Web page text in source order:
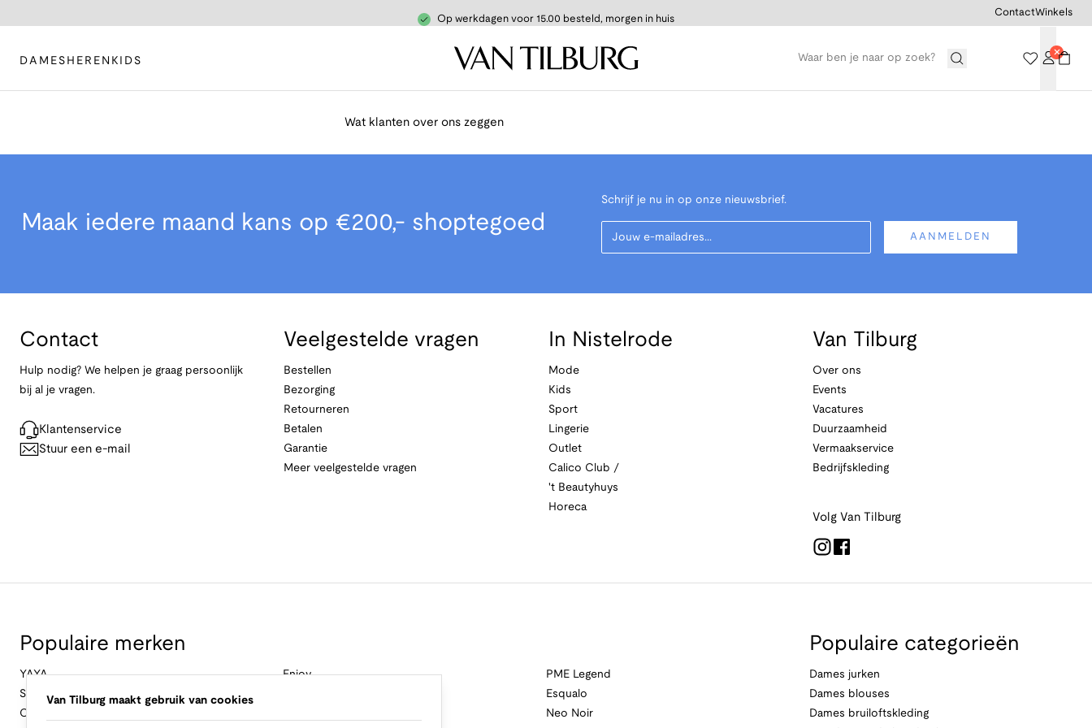
Op werkdagen voor 15.00 besteld, morgen in huis
DAMES HEREN KIDS
ContactWinkels
Wat klanten over ons zeggen
Maak iedere maand kans op €200,- shoptegoed
Schrijf je nu in op onze nieuwsbrief.
Your Email
AANMELDEN
Contact
Hulp nodig? We helpen je graag persoonlijk
bij al je vragen.
Klantenservice
Stuur een e-mail
Veelgestelde vragen
Bestellen
Bezorging
Retourneren
Betalen
Garantie
Meer veelgestelde vragen
In Nistelrode
Mode
Kids
Sport
Lingerie
Outlet
Calico Club /
't Beautyhuys
Horeca
Van Tilburg
Over ons
Events
Vacatures
Duurzaamheid
Vermaakservice
Bedrijfskleding
Volg Van Tilburg
Populaire merken
YAYA
Studio Anneloes
Cambio
Enjoy
PME Legend
Esqualo
Neo Noir
Populaire categorieën
Dames jurken
Dames blouses
Dames bruiloftskleding
Van Tilburg maakt gebruik van cookies